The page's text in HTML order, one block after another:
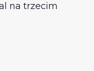
na trzecim